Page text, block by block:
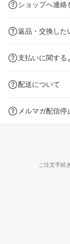
ショップへ連絡
返品・交換した
支払いに関する
配送について
メルマガ配信停
ご注文手続